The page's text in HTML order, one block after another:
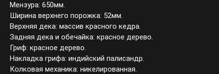
Мензура: 650мм.
Ширина верхнего порожка: 52мм.
Верхняя дека: массив красного кедра.
Задняя дека и обечайка: красное дерево.
Гриф: красное дерево.
Накладка грифа: индийский палисандр.
Колковая механика: никелированная.